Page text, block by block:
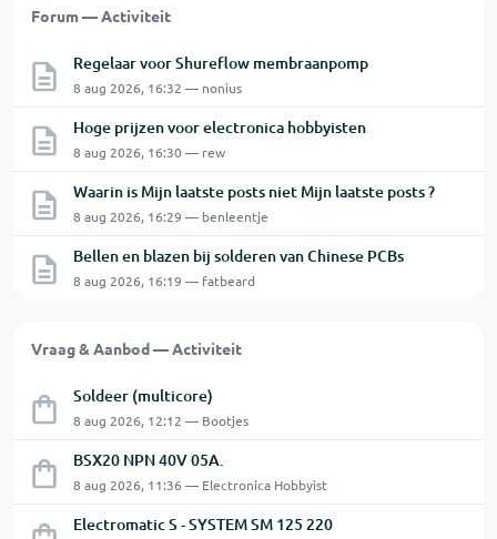
Forum — Activiteit
Regelaar voor Shureflow membraanpomp
8 aug 2026, 16:32 — nonius
Hoge prijzen voor electronica hobbyisten
8 aug 2026, 16:30 — rew
Waarin is Mijn laatste posts niet Mijn laatste posts ?
8 aug 2026, 16:29 — benleentje
Bellen en blazen bij solderen van Chinese PCBs
8 aug 2026, 16:19 — fatbeard
Vraag & Aanbod — Activiteit
Soldeer (multicore)
8 aug 2026, 12:12 — Bootjes
BSX20 NPN 40V 05A.
8 aug 2026, 11:36 — Electronica Hobbyist
Electromatic S - SYSTEM SM 125 220